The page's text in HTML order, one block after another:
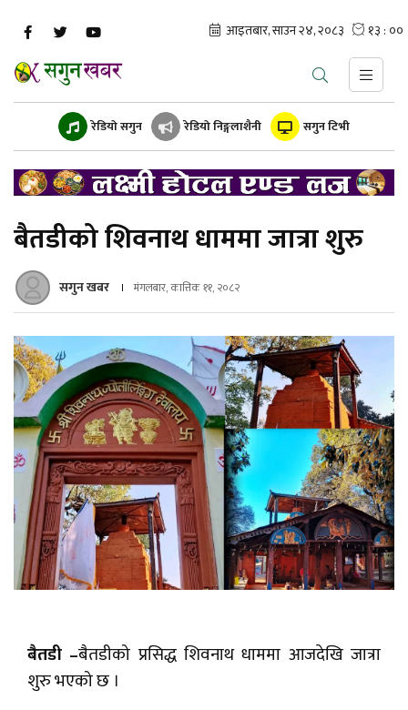
रेडियो सगुन रेडियो निङ्गलाशैनी सगुन टिभी
बैतडीको शिवनाथ धाममा जात्रा शुरु
सगुन खबर मंगलबार, कात्तिक ११, २०८२
बैतडी –बैतडीको प्रसिद्ध शिवनाथ धाममा आजदेखि जात्रा
शुरु भएको छ ।